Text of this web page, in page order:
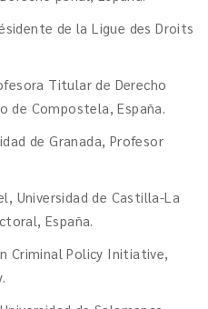
de la Ligue des Droits
Titular de Derecho
de Compostela, España.
de Granada, Profesor
Universidad de Castilla-La
España.
Criminal Policy Initiative,